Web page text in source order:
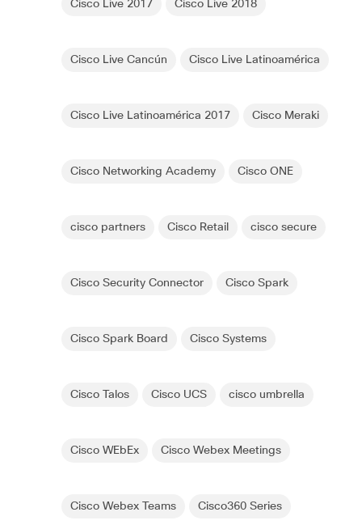
Cisco Live 2017 Cisco Live 2018
Cisco Live Cancún Cisco Live Latinoamérica
Cisco Live Latinoamérica 2017 Cisco Meraki
Cisco Networking Academy Cisco ONE
cisco partners Cisco Retail cisco secure
Cisco Security Connector Cisco Spark
Cisco Spark Board Cisco Systems
Cisco Talos Cisco UCS cisco umbrella
Cisco WEbEx Cisco Webex Meetings
Cisco Webex Teams Cisco360 Series